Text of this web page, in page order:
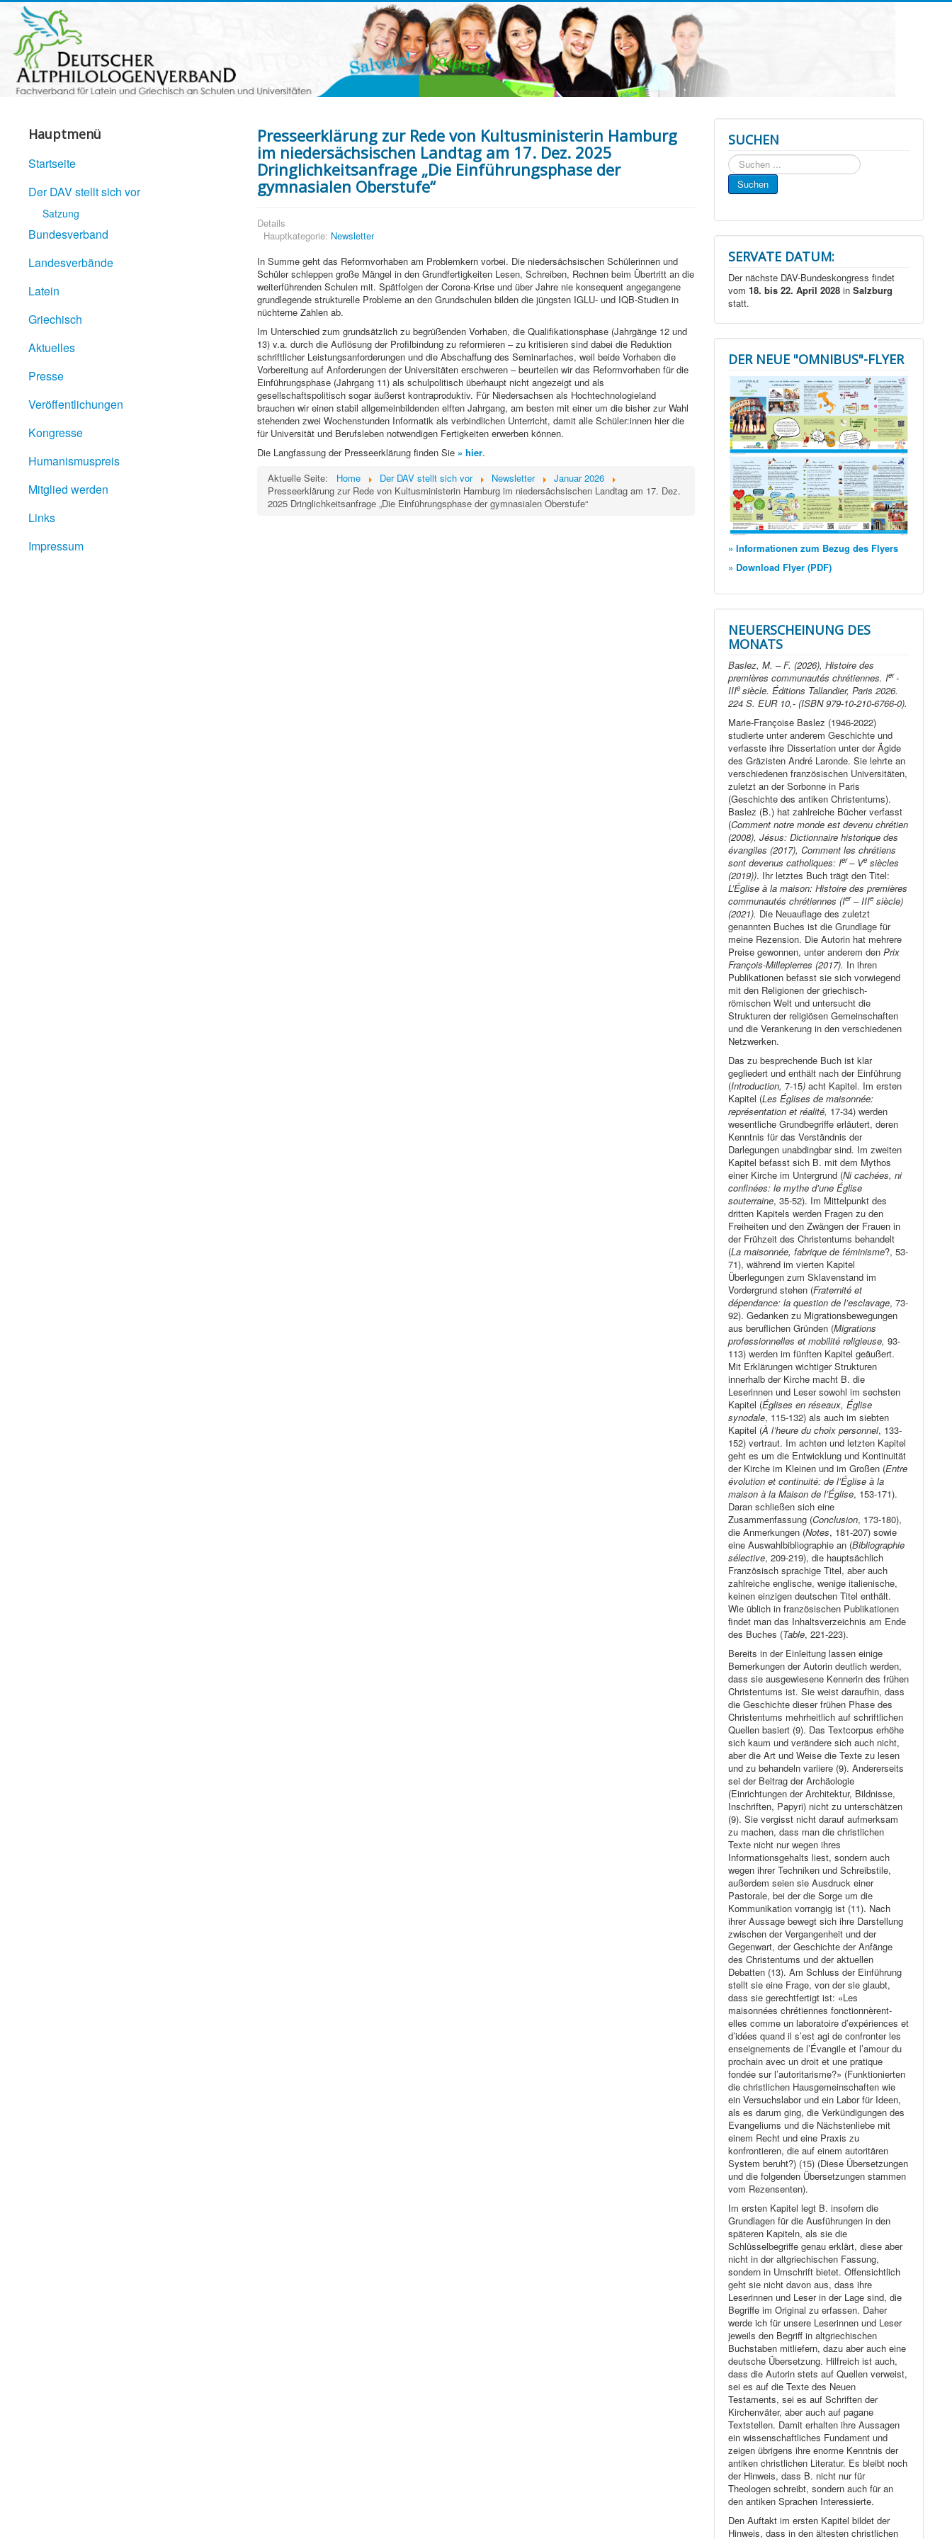
Hauptmenü
Startseite
Der DAV stellt sich vor
Satzung
Bundesverband
Landesverbände
Latein
Griechisch
Aktuelles
Presse
Veröffentlichungen
Kongresse
Humanismuspreis
Mitglied werden
Links
Impressum
Presseerklärung zur Rede von Kultusministerin Hamburg
im niedersächsischen Landtag am 17. Dez. 2025
Dringlichkeitsanfrage „Die Einführungsphase der
gymnasialen Oberstufe“
Details
Hauptkategorie: Newsletter
In Summe geht das Reformvorhaben am Problemkern vorbei. Die niedersächsischen Schülerinnen und
Schüler schleppen große Mängel in den Grundfertigkeiten Lesen, Schreiben, Rechnen beim Übertritt an die
weiterführenden Schulen mit. Spätfolgen der Corona-Krise und über Jahre nie konsequent angegangene
grundlegende strukturelle Probleme an den Grundschulen bilden die jüngsten IGLU- und IQB-Studien in
nüchterne Zahlen ab.
Im Unterschied zum grundsätzlich zu begrüßenden Vorhaben, die Qualifikationsphase (Jahrgänge 12 und
13) v.a. durch die Auflösung der Profilbindung zu reformieren – zu kritisieren sind dabei die Reduktion
schriftlicher Leistungsanforderungen und die Abschaffung des Seminarfaches, weil beide Vorhaben die
Vorbereitung auf Anforderungen der Universitäten erschweren – beurteilen wir das Reformvorhaben für die
Einführungsphase (Jahrgang 11) als schulpolitisch überhaupt nicht angezeigt und als
gesellschaftspolitisch sogar äußerst kontraproduktiv. Für Niedersachsen als Hochtechnologieland
brauchen wir einen stabil allgemeinbildenden elften Jahrgang, am besten mit einer um die bisher zur Wahl
stehenden zwei Wochenstunden Informatik als verbindlichen Unterricht, damit alle Schüler:innen hier die
für Universität und Berufsleben notwendigen Fertigkeiten erwerben können.
Die Langfassung der Presseerklärung finden Sie » hier.
Aktuelle Seite:
Home Der DAV stellt sich vor Newsletter
Januar 2026
Presseerklärung zur Rede von Kultusministerin Hamburg im niedersächsischen Landtag am 17. Dez.
2025 Dringlichkeitsanfrage „Die Einführungsphase der gymnasialen Oberstufe“
SUCHEN
Suchen
...
Suchen
SERVATE DATUM:
Der nächste DAV-Bundeskongress findet
vom18. bis 22. April 2028 inSalzburg
statt.
DER NEUE "OMNIBUS"-FLYER
» Informationen zum Bezug des Flyers
» Download Flyer (PDF)
NEUERSCHEINUNG DES
MONATS
Baslez, M. – F. (2026), Histoire des
premières communautés chrétiennes. Ier-
IIIe siècle. Éditions Tallandier, Paris 2026.
224 S. EUR 10,- (ISBN 979-10-210-6766-0).
Marie-Françoise Baslez (1946-2022)
studierte unter anderem Geschichte und
verfasste ihre Dissertation unter der Ägide
des Gräzisten André Laronde. Sie lehrte an
verschiedenen französischen Universitäten,
zuletzt an der Sorbonne in Paris
(Geschichte des antiken Christentums).
Baslez (B.) hat zahlreiche Bücher verfasst
(Comment notre monde est devenu chrétien
(2008), Jésus: Dictionnaire historique des
évangiles (2017), Comment les chrétiens
sont devenus catholiques: Ier– Ve siècles
(2019)). Ihr letztes Buch trägt den Titel:
L’Église à la maison: Histoire des premières
communautés chrétiennes (Ier– IIIe siècle)
(2021). Die Neuauflage des zuletzt
genannten Buches ist die Grundlage für
meine Rezension. Die Autorin hat mehrere
Preise gewonnen, unter anderem denPrix
François-Millepierres (2017). In ihren
Publikationen befasst sie sich vorwiegend
mit den Religionen der griechisch-
römischen Welt und untersucht die
Strukturen der religiösen Gemeinschaften
und die Verankerung in den verschiedenen
Netzwerken.
Das zu besprechende Buch ist klar
gegliedert und enthält nach der Einführung
(Introduction,7-15)acht Kapitel. Im ersten
Kapitel (Les Églises de maisonnée:
représentation et réalité, 17-34) werden
wesentliche Grundbegriffe erläutert, deren
Kenntnis für das Verständnis der
Darlegungen unabdingbar sind. Im zweiten
Kapitel befasst sich B. mit dem Mythos
einer Kirche im Untergrund (Ni cachées, ni
confinées: le mythe d’une Église
souterraine, 35-52). Im Mittelpunkt des
dritten Kapitels werden Fragen zu den
Freiheiten und den Zwängen der Frauen in
der Frühzeit des Christentums behandelt
(La maisonnée, fabrique de féminisme?, 53-
71), während im vierten Kapitel
Überlegungen zum Sklavenstand im
Vordergrund stehen (Fraternité et
dépendance: la question de l’esclavage, 73-
92). Gedanken zu Migrationsbewegungen
aus beruflichen Gründen (Migrations
professionnelles et mobilité religieuse,93-
113) werden im fünften Kapitel geäußert.
Mit Erklärungen wichtiger Strukturen
innerhalb der Kirche macht B. die
Leserinnen und Leser sowohl im sechsten
Kapitel (Églises en réseaux, Église
synodale, 115-132) als auch im siebten
Kapitel (À l’heure du choix personnel, 133-
152) vertraut. Im achten und letzten Kapitel
geht es um die Entwicklung und Kontinuität
der Kirche im Kleinen und im Großen (Entre
évolution et continuité: de l’Église à la
maison à la Maison de l’Église, 153-171).
Daran schließen sich eine
Zusammenfassung (Conclusion, 173-180),
die Anmerkungen (Notes, 181-207) sowie
eine Auswahlbibliographie an (Bibliographie
sélective, 209-219), die hauptsächlich
Französisch sprachige Titel, aber auch
zahlreiche englische, wenige italienische,
keinen einzigen deutschen Titel enthält.
Wie üblich in französischen Publikationen
findet man das Inhaltsverzeichnis am Ende
des Buches (Table, 221-223).
Bereits in der Einleitung lassen einige
Bemerkungen der Autorin deutlich werden,
dass sie ausgewiesene Kennerin des frühen
Christentums ist. Sie weist daraufhin, dass
die Geschichte dieser frühen Phase des
Christentums mehrheitlich auf schriftlichen
Quellen basiert (9). Das Textcorpus erhöhe
sich kaum und verändere sich auch nicht,
aber die Art und Weise die Texte zu lesen
und zu behandeln variiere (9). Andererseits
sei der Beitrag der Archäologie
(Einrichtungen der Architektur, Bildnisse,
Inschriften, Papyri) nicht zu unterschätzen
(9). Sie vergisst nicht darauf aufmerksam
zu machen, dass man die christlichen
Texte nicht nur wegen ihres
Informationsgehalts liest, sondern auch
wegen ihrer Techniken und Schreibstile,
außerdem seien sie Ausdruck einer
Pastorale, bei der die Sorge um die
Kommunikation vorrangig ist (11). Nach
ihrer Aussage bewegt sich ihre Darstellung
zwischen der Vergangenheit und der
Gegenwart, der Geschichte der Anfänge
des Christentums und der aktuellen
Debatten (13). Am Schluss der Einführung
stellt sie eine Frage, von der sie glaubt,
dass sie gerechtfertigt ist: «Les
maisonnées chrétiennes fonctionnèrent-
elles comme un laboratoire d’expériences et
d’idées quand il s’est agi de confronter les
enseignements de l’Évangile et l’amour du
prochain avec un droit et une pratique
fondée sur l’autoritarisme?» (Funktionierten
die christlichen Hausgemeinschaften wie
ein Versuchslabor und ein Labor für Ideen,
als es darum ging, die Verkündigungen des
Evangeliums und die Nächstenliebe mit
einem Recht und eine Praxis zu
konfrontieren, die auf einem autoritären
System beruht?) (15) (Diese Übersetzungen
und die folgenden Übersetzungen stammen
vom Rezensenten).
Im ersten Kapitel legt B. insofern die
Grundlagen für die Ausführungen in den
späteren Kapiteln, als sie die
Schlüsselbegriffe genau erklärt, diese aber
nicht in der altgriechischen Fassung,
sondern in Umschrift bietet. Offensichtlich
geht sie nicht davon aus, dass ihre
Leserinnen und Leser in der Lage sind, die
Begriffe im Original zu erfassen. Daher
werde ich für unsere Leserinnen und Leser
jeweils den Begriff in altgriechischen
Buchstaben mitliefern, dazu aber auch eine
deutsche Übersetzung. Hilfreich ist auch,
dass die Autorin stets auf Quellen verweist,
sei es auf die Texte des Neuen
Testaments, sei es auf Schriften der
Kirchenväter, aber auch auf pagane
Textstellen. Damit erhalten ihre Aussagen
ein wissenschaftliches Fundament und
zeigen übrigens ihre enorme Kenntnis der
antiken christlichen Literatur. Es bleibt noch
der Hinweis, dass B. nicht nur für
Theologen schreibt, sondern auch für an
den antiken Sprachen Interessierte.
Den Auftakt im ersten Kapitel bildet der
Hinweis, dass in den ältesten christlichen